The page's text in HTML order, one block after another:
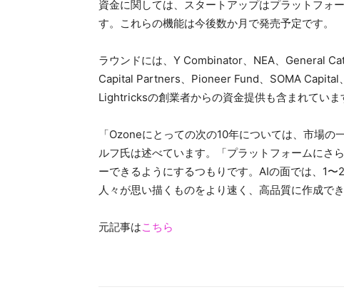
資金に関しては、スタートアップはプラットフォ
す。これらの機能は今後数か月で発売予定です。
ラウンドには、Y Combinator、NEA、General
Capital Partners、Pioneer Fund、SOMA Capital
Lightricksの創業者からの資金提供も含まれていま
「Ozoneにとっての次の10年については、市場
ルフ氏は述べています。「プラットフォームにさ
ーできるようにするつもりです。AIの面では、1
人々が思い描くものをより速く、高品質に作成で
元記事はこちら